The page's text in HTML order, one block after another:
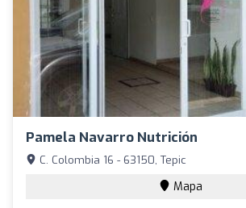
Pamela Navarro Nutrición
C. Colombia 16 - 63150, Tepic
Mapa